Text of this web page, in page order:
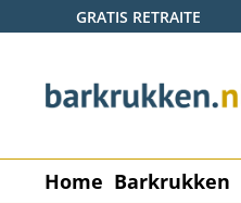
de hoofdinhoud
Ga naar de zoekopdracht
Ga naar de hoofdnavigatie
GRATIS RETRAITE
Home Barkrukken